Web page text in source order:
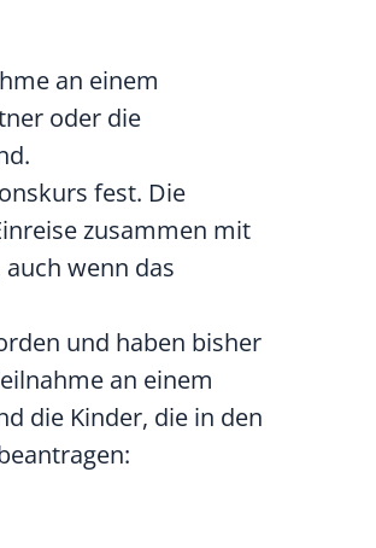
an einem
oder die
fest. Die
zusammen mit
wenn das
und haben bisher
an einem
die Kinder, die in den